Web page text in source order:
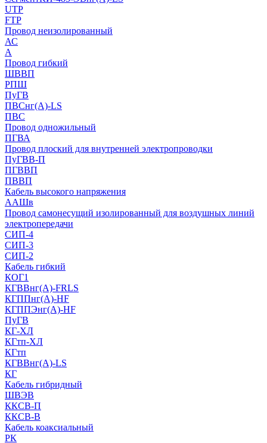
UTP
FTP
Провод неизолированный
АС
А
Провод гибкий
ШВВП
РПШ
ПуГВ
ПВСнг(А)-LS
ПВС
Провод одножильный
ПГВА
Провод плоский для внутренней электропроводки
ПуГВВ-П
ПГВВП
ПВВП
Кабель высокого напряжения
ААШв
Провод самонесущий изолированный для воздушных линий
электропередачи
СИП-4
СИП-3
СИП-2
Кабель гибкий
КОГ1
КГВВнг(А)-FRLS
КГППнг(A)-HF
КГППЭнг(A)-HF
ПуГВ
КГ-ХЛ
КГтп-ХЛ
КГтп
КГВВнг(А)-LS
КГ
Кабель гибридный
ШВЭВ
ККСВ-П
ККСВ-В
Кабель коаксиальный
РК